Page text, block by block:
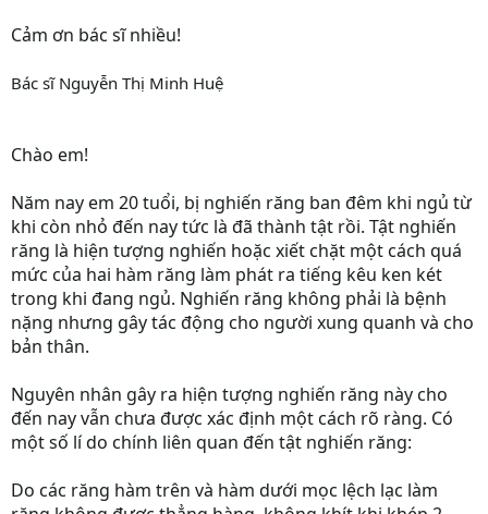
Cảm ơn bác sĩ nhiều!
Bác sĩ Nguyễn Thị Minh Huệ
Chào em!
Năm nay em 20 tuổi, bị nghiến răng ban đêm khi ngủ từ
khi còn nhỏ đến nay tức là đã thành tật rồi. Tật nghiến
răng là hiện tượng nghiến hoặc xiết chặt một cách quá
mức của hai hàm răng làm phát ra tiếng kêu ken két
trong khi đang ngủ. Nghiến răng không phải là bệnh
nặng nhưng gây tác động cho người xung quanh và cho
bản thân.
Nguyên nhân gây ra hiện tượng nghiến răng này cho
đến nay vẫn chưa được xác định một cách rõ ràng. Có
một số lí do chính liên quan đến tật nghiến răng:
Do các răng hàm trên và hàm dưới mọc lệch lạc làm